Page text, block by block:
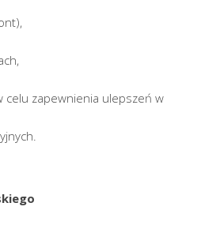
celu zapewnienia ulepszeń w